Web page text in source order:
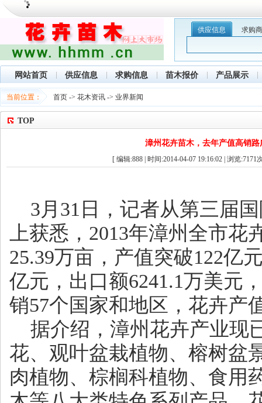
供应信息 求购
网站首页 供应信息 求购信息 苗木报价 产品展示
当前位置： 首页 -> 花木资讯 -> 业界新闻
TOP
漳州花卉苗木，去年产值高销路
[ 编辑:888 | 时间:2014-04-07 19:16:02 | 浏览:7171
3月31日，记者从第三届
上获悉，2013年漳州全市花
25.39万亩，产值突破122亿
亿元，出口额6241.1万美元
销57个国家和地区，花卉产
据介绍，漳州花卉产业现
花、观叶盆栽植物、榕树盆
肉植物、棕榈科植物、食用